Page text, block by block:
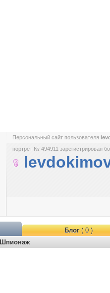
Персональный сайт пользователя
портрет № 494911 зарегистрирован
Блог( 0 )
Шпионаж